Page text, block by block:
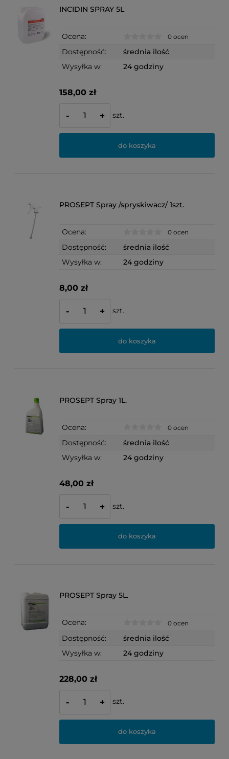
INCIDIN SPRAY 5L
Ocena: 0 ocen
Dostępność:
średnia ilość
Wysyłka w:
24 godziny
158,00 zł
- + szt.
do koszyka
PROSEPT Spray /spryskiwacz/ 1szt.
Ocena: 0 ocen
Dostępność:
średnia ilość
Wysyłka w:
24 godziny
8,00 zł
- + szt.
do koszyka
PROSEPT Spray 1L.
Ocena: 0 ocen
Dostępność:
średnia ilość
Wysyłka w:
24 godziny
48,00 zł
- + szt.
do koszyka
PROSEPT Spray 5L.
Ocena: 0 ocen
Dostępność:
średnia ilość
Wysyłka w:
24 godziny
228,00 zł
- + szt.
do koszyka